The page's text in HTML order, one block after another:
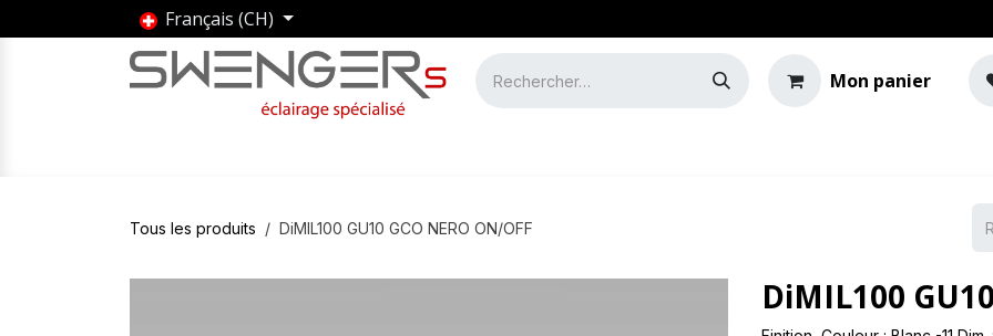
Se rendre au contenu
Français (CH)
Mon panier
Tous les produits DiMIL100 GU10 GCO NERO ON/OFF
DiMIL100